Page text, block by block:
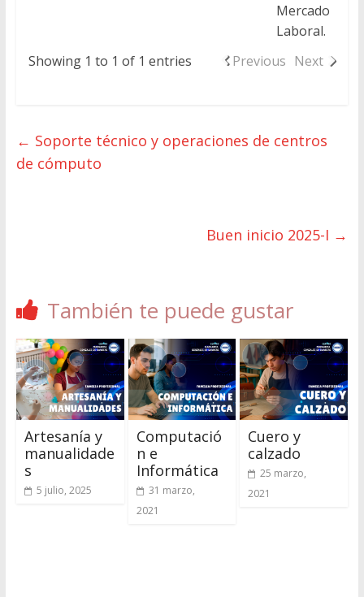
Mercado
Laboral.
Showing 1 to 1 of 1 entries
Previous Next
← Soporte técnico y operaciones de centros
de cómputo
Buen inicio 2025-I →
También te puede gustar
Artesanía y
manualidade
s
5 julio, 2025
Computació
n e
Informática
31 marzo,
2021
Cuero y
calzado
25 marzo,
2021